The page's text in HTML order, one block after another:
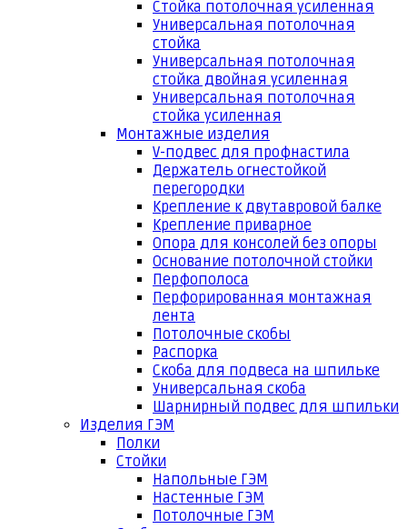
Стойка потолочная усиленная
Универсальная потолочная
стойка
Универсальная потолочная
стойка двойная усиленная
Универсальная потолочная
стойка усиленная
Монтажные изделия
V-подвес для профнастила
Держатель огнестойкой
перегородки
Крепление к двутавровой балке
Крепление приварное
Опора для консолей без опоры
Основание потолочной стойки
Перфополоса
Перфорированная монтажная
лента
Потолочные скобы
Распорка
Скоба для подвеса на шпильке
Универсальная скоба
Шарнирный подвес для шпильки
Изделия ГЭМ
Полки
Стойки
Напольные ГЭМ
Настенные ГЭМ
Потолочные ГЭМ